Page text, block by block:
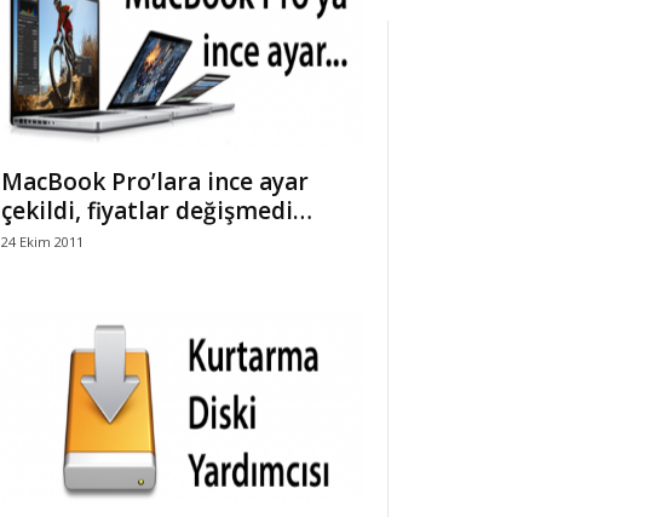
MacBook Pro’lara ince ayar
çekildi, fiyatlar değişmedi…
24 Ekim 2011